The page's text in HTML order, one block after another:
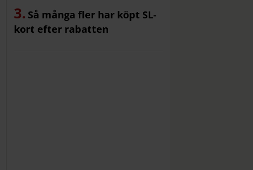
Så många fler har köpt SL-
kort efter rabatten